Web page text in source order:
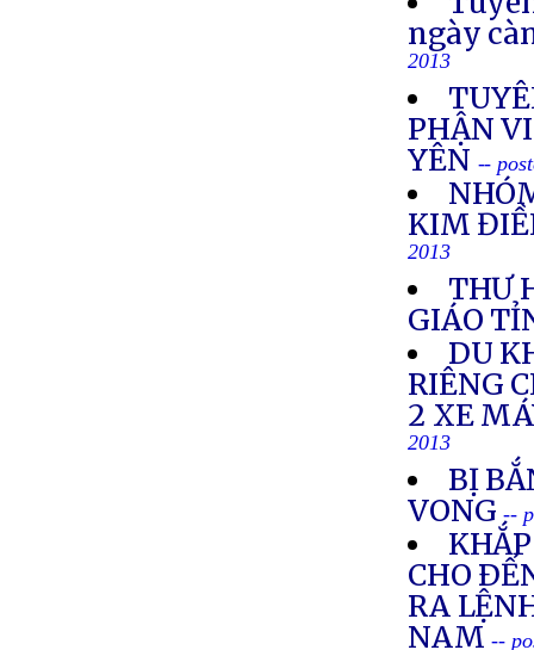
ngày
2013
PHẬN
YÊN --
KIM
2013
THƯ
GIÁO
DU
RIÊNG
2 XE
2013
BỊ
VONG --
CHO
RA
NAM--